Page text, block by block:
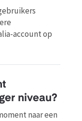
account op
niveau?
naar een